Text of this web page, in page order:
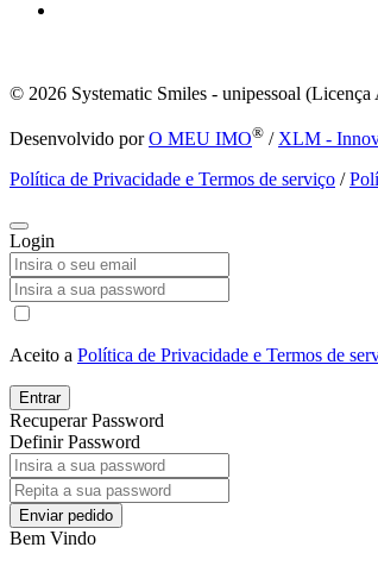
© 2026 Systematic Smiles - unipessoal
Desenvolvido porO MEU IMO® / XLM -
Política de Privacidade e Termos de serviço /
Login
Aceito a Política de Privacidade e Termos de
Entrar
Recuperar Password
Definir Password
Enviar pedido
Bem Vindo